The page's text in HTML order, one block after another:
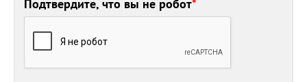
Подтвердите, что вы не робот*